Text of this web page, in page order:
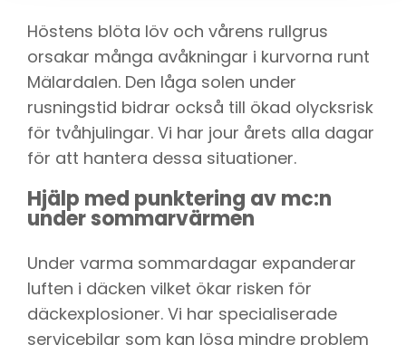
Höstens blöta löv och vårens rullgrus
orsakar många avåkningar i kurvorna runt
Mälardalen. Den låga solen under
rusningstid bidrar också till ökad olycksrisk
för tvåhjulingar. Vi har jour årets alla dagar
för att hantera dessa situationer.
Hjälp med punktering av mc:n
under sommarvärmen
Under varma sommardagar expanderar
luften i däcken vilket ökar risken för
däckexplosioner. Vi har specialiserade
servicebilar som kan lösa mindre problem